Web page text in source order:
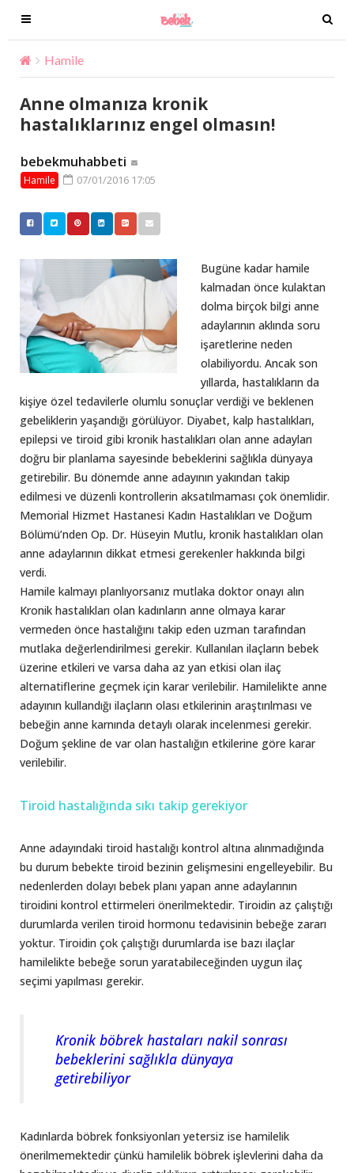
T
o
g
g
e
n
v
i
g
o
n
T
o
g
o
Hamile
Anne olmanıza kronik
hastalıklarınız engel olmasın!
bebekmuhabbeti
Hamile 07/01/2016 17:05
Bugüne kadar hamile
kalmadan önce kulaktan
dolma birçok bilgi anne
adaylarının aklında soru
işaretlerine neden
olabiliyordu. Ancak son
yıllarda, hastalıkların da
kişiye özel tedavilerle olumlu sonuçlar verdiği ve beklenen
gebeliklerin yaşandığı görülüyor. Diyabet, kalp hastalıkları,
epilepsi ve tiroid gibi kronik hastalıkları olan anne adayları
doğru bir planlama sayesinde bebeklerini sağlıkla dünyaya
getirebilir. Bu dönemde anne adayının yakından takip
edilmesi ve düzenli kontrollerin aksatılmaması çok önemlidir.
Memorial Hizmet Hastanesi Kadın Hastalıkları ve Doğum
Bölümü’nden Op. Dr. Hüseyin Mutlu, kronik hastalıkları olan
anne adaylarının dikkat etmesi gerekenler hakkında bilgi
verdi.
Hamile kalmayı planlıyorsanız mutlaka doktor onayı alın
Kronik hastalıkları olan kadınların anne olmaya karar
vermeden önce hastalığını takip eden uzman tarafından
mutlaka değerlendirilmesi gerekir. Kullanılan ilaçların bebek
üzerine etkileri ve varsa daha az yan etkisi olan ilaç
alternatiflerine geçmek için karar verilebilir. Hamilelikte anne
adayının kullandığı ilaçların olası etkilerinin araştırılması ve
bebeğin anne karnında detaylı olarak incelenmesi gerekir.
Doğum şekline de var olan hastalığın etkilerine göre karar
verilebilir.
Tiroid hastalığında sıkı takip gerekiyor
Anne adayındaki tiroid hastalığı kontrol altına alınmadığında
bu durum bebekte tiroid bezinin gelişmesini engelleyebilir. Bu
nedenlerden dolayı bebek planı yapan anne adaylarının
tiroidini kontrol ettirmeleri önerilmektedir. Tiroidin az çalıştığı
durumlarda verilen tiroid hormonu tedavisinin bebeğe zararı
yoktur. Tiroidin çok çalıştığı durumlarda ise bazı ilaçlar
hamilelikte bebeğe sorun yaratabileceğinden uygun ilaç
seçimi yapılması gerekir.
Kronik böbrek hastaları nakil sonrası
bebeklerini sağlıkla dünyaya
getirebiliyor
Kadınlarda böbrek fonksiyonları yetersiz ise hamilelik
önerilmemektedir çünkü hamilelik böbrek işlevlerini daha da